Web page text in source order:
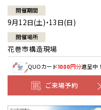
開催期間
9月12日(土)・13日(日)
開催場所
花巻市構造現場
QUOカード1000円分進呈中！
ご来場予約